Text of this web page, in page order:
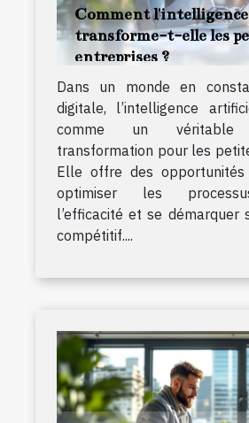
Comment
transforme-t-elle les
entreprises ?
Dans un monde en
digitale, l’intelligence
comme un
transformation pour les
Elle offre des
optimiser les
l’efficacité et se démarquer
compétitif....